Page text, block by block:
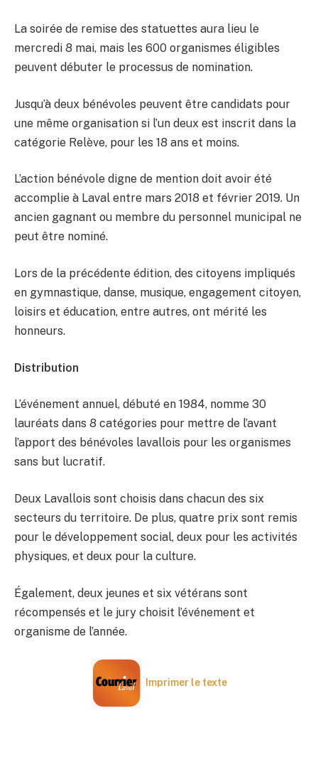
La soirée de remise des statuettes aura lieu le
mercredi 8 mai, mais les 600 organismes éligibles
peuvent débuter le processus de nomination.
Jusqu’à deux bénévoles peuvent être candidats pour
une même organisation si l’un deux est inscrit dans la
catégorie Relève, pour les 18 ans et moins.
L’action bénévole digne de mention doit avoir été
accomplie à Laval entre mars 2018 et février 2019. Un
ancien gagnant ou membre du personnel municipal ne
peut être nominé.
Lors de la précédente édition, des citoyens impliqués
en gymnastique, danse, musique, engagement citoyen,
loisirs et éducation, entre autres, ont mérité les
honneurs.
Distribution
L’événement annuel, débuté en 1984, nomme 30
lauréats dans 8 catégories pour mettre de l’avant
l’apport des bénévoles lavallois pour les organismes
sans but lucratif.
Deux Lavallois sont choisis dans chacun des six
secteurs du territoire. De plus, quatre prix sont remis
pour le développement social, deux pour les activités
physiques, et deux pour la culture.
Également, deux jeunes et six vétérans sont
récompensés et le jury choisit l’événement et
organisme de l’année.
Imprimer le texte